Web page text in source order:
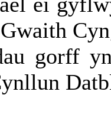
gorff